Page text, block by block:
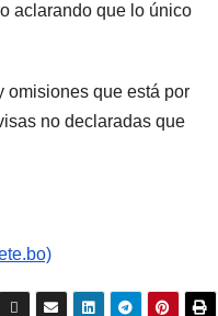
aclarando que lo único
omisiones que está por
no declaradas que